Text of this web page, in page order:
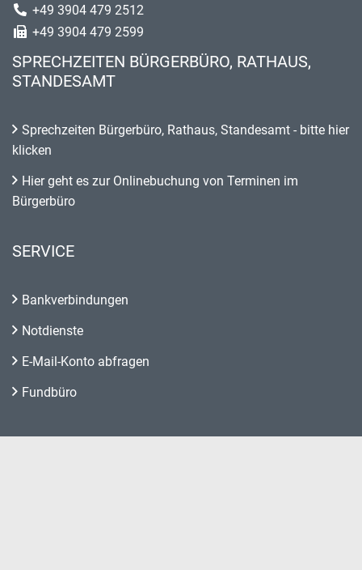
+49 3904 479 2512
+49 3904 479 2599
SPRECHZEITEN BÜRGERBÜRO, RATHAUS,
STANDESAMT
Sprechzeiten Bürgerbüro, Rathaus, Standesamt - bitte hier
klicken
Hier geht es zur Onlinebuchung von Terminen im
Bürgerbüro
SERVICE
Bankverbindungen
Notdienste
E-Mail-Konto abfragen
Fundbüro